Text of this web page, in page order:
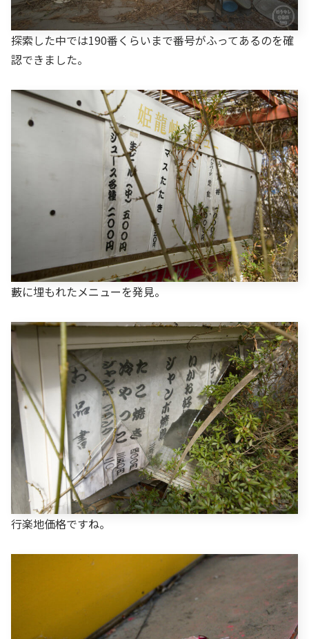
探索した中では190番くらいまで番号がふってあるのを確
認できました。
藪に埋もれたメニューを発見。
行楽地価格ですね。